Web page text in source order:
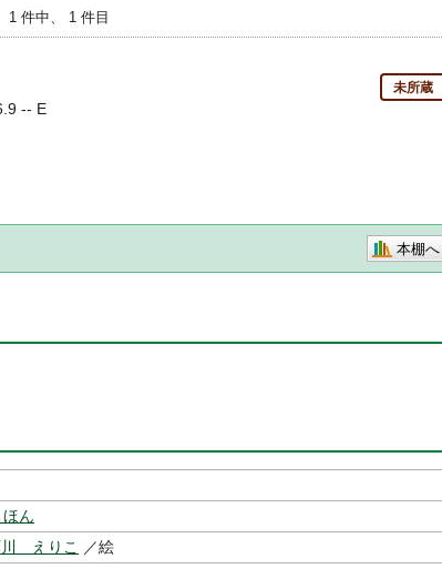
1 件中、 1 件目
未所蔵
-- E
本棚へ
ん
えりこ
／絵